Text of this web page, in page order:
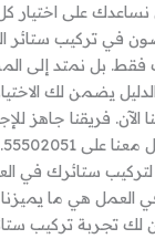
على اختيار كل
تركيب ستائر
فقط. بل نمتد إلى
يضمن لك
الآن. فريقنا جاهز
لتركيب ستائرك في
العمل هي ما يميزنا
تجربة تركيب ستائر